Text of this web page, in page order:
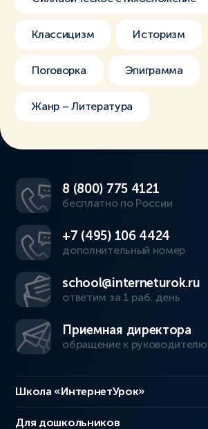
Классицизм Историзм
Поговорка Эпиграмма
Жанр – Литература
8 (800) 775 4121
бесплатно по России
+7 (495) 106 4424
дополнительный номер
school@interneturok.ru
ответим за 1 раб. день
Приемная директора
обращение к руководителю
Школа «ИнтернетУрок»
Для дошкольников